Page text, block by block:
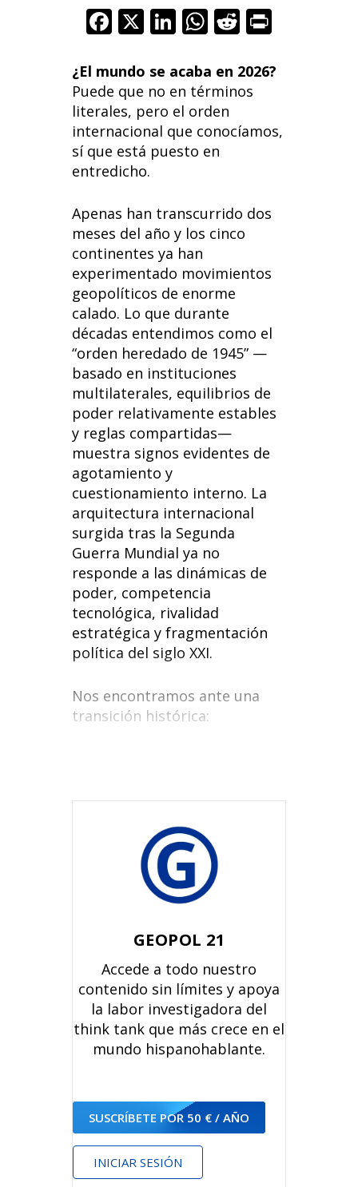
F
e
b
o
o
k
X Li
k
e
dI
n
W
at
s
A
p
R
d
di
t
¿El mundo se acaba en 2026?
Puede que no en términos
literales, pero el orden
internacional que conocíamos,
sí que está puesto en
entredicho.
Apenas han transcurrido dos
meses del año y los cinco
continentes ya han
experimentado movimientos
geopolíticos de enorme
calado. Lo que durante
décadas entendimos como el
“orden heredado de 1945” —
basado en instituciones
multilaterales, equilibrios de
poder relativamente estables
y reglas compartidas—
muestra signos evidentes de
agotamiento y
cuestionamiento interno. La
arquitectura internacional
surgida tras la Segunda
Guerra Mundial ya no
responde a las dinámicas de
poder, competencia
tecnológica, rivalidad
estratégica y fragmentación
política del siglo XXI.
Nos encontramos ante una
transición histórica:
GEOPOL 21
Accede a todo nuestro
contenido sin límites y apoya
la labor investigadora del
think tank que más crece en el
mundo hispanohablante.
SUSCRÍBETE POR 50 € / AÑO
INICIAR SESIÓN